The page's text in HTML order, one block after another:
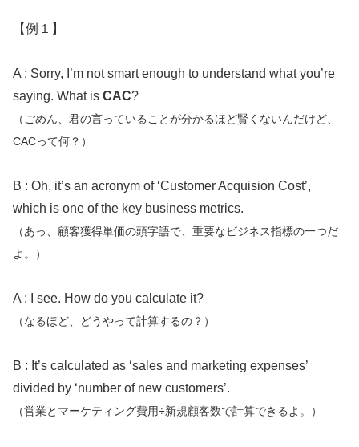
【例１】
A : Sorry, I’m not smart enough to understand what you’re
saying. What is CAC?
（ごめん、君の言っていることが分かるほど賢くないんだけど、
CACって何？）
B : Oh, it’s an acronym of ‘Customer Acquision Cost’,
which is one of the key business metrics.
（あっ、顧客獲得単価の頭字語で、重要なビジネス指標の一つだ
よ。）
A : I see. How do you calculate it?
（なるほど、どうやって計算するの？）
B : It’s calculated as ‘sales and marketing expenses’
divided by ‘number of new customers’.
（営業とマーケティング費用÷新規顧客数で計算できるよ。）